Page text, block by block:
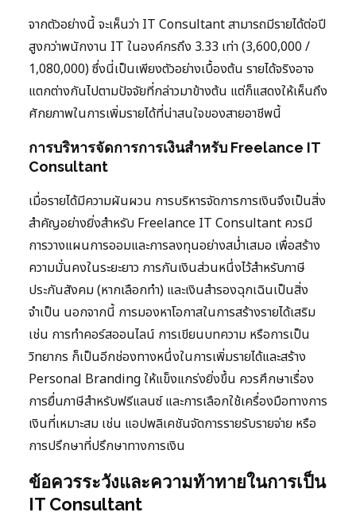
จากตัวอย่างนี้ จะเห็นว่า IT Consultant สามารถมีรายได้ต่อปี
สูงกว่าพนักงาน IT ในองค์กรถึง 3.33 เท่า (3,600,000 /
1,080,000) ซึ่งนี่เป็นเพียงตัวอย่างเบื้องต้น รายได้จริงอาจ
แตกต่างกันไปตามปัจจัยที่กล่าวมาข้างต้น แต่ก็แสดงให้เห็นถึง
ศักยภาพในการเพิ่มรายได้ที่น่าสนใจของสายอาชีพนี้
การบริหารจัดการการเงินสำหรับ Freelance IT
Consultant
เมื่อรายได้มีความผันผวน การบริหารจัดการการเงินจึงเป็นสิ่ง
สำคัญอย่างยิ่งสำหรับ Freelance IT Consultant ควรมี
การวางแผนการออมและการลงทุนอย่างสม่ำเสมอ เพื่อสร้าง
ความมั่นคงในระยะยาว การกันเงินส่วนหนึ่งไว้สำหรับภาษี
ประกันสังคม (หากเลือกทำ) และเงินสำรองฉุกเฉินเป็นสิ่ง
จำเป็น นอกจากนี้ การมองหาโอกาสในการสร้างรายได้เสริม
เช่น การทำคอร์สออนไลน์ การเขียนบทความ หรือการเป็น
วิทยากร ก็เป็นอีกช่องทางหนึ่งในการเพิ่มรายได้และสร้าง
Personal Branding ให้แข็งแกร่งยิ่งขึ้น ควรศึกษาเรื่อง
การยื่นภาษีสำหรับฟรีแลนซ์ และการเลือกใช้เครื่องมือทางการ
เงินที่เหมาะสม เช่น แอปพลิเคชันจัดการรายรับรายจ่าย หรือ
การปรึกษาที่ปรึกษาทางการเงิน
ข้อควรระวังและความท้าทายในการเป็น
IT Consultant